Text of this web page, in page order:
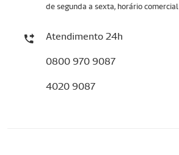
de segunda a sexta, horário comercial
Atendimento 24h
0800 970 9087
4020 9087